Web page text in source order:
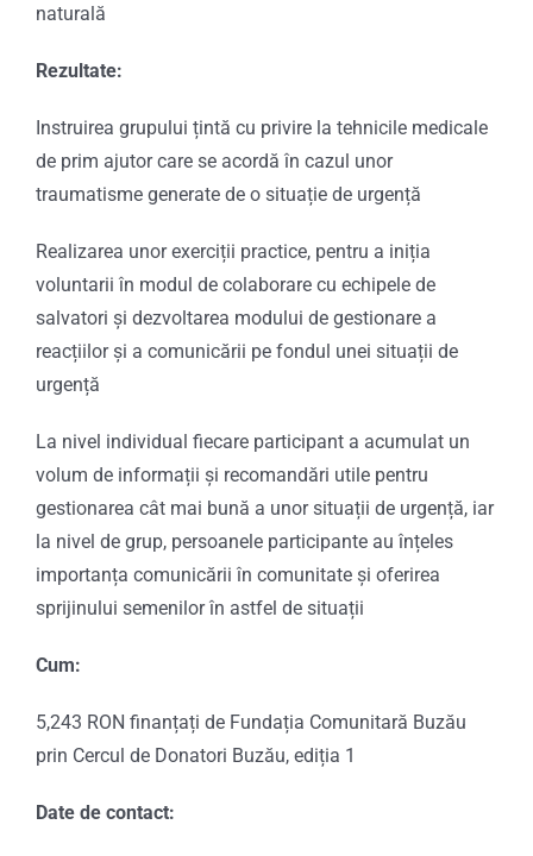
naturală
Rezultate:
Instruirea grupului țintă cu privire la tehnicile medicale
de prim ajutor care se acordă în cazul unor
traumatisme generate de o situație de urgență
Realizarea unor exerciții practice, pentru a iniția
voluntarii în modul de colaborare cu echipele de
salvatori și dezvoltarea modului de gestionare a
reacțiilor și a comunicării pe fondul unei situații de
urgență
La nivel individual fiecare participant a acumulat un
volum de informații și recomandări utile pentru
gestionarea cât mai bună a unor situații de urgență, iar
la nivel de grup, persoanele participante au înțeles
importanța comunicării în comunitate și oferirea
sprijinului semenilor în astfel de situații
Cum:
5,243 RON finanțați de Fundația Comunitară Buzău
prin Cercul de Donatori Buzău, ediția 1
Date de contact: